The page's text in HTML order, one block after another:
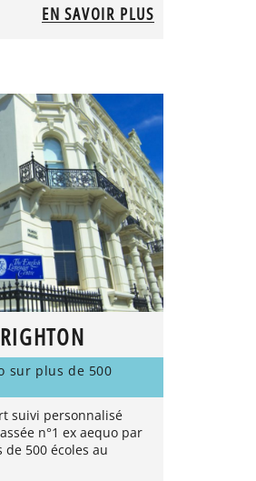
EN SAVOIR PLUS
sur plus de 500
suivi personnalisé
n°1 ex aequo par
500 écoles au